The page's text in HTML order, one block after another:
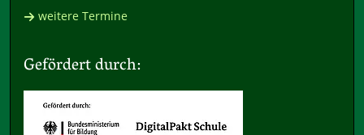
weitere Termine
Gefördert durch: